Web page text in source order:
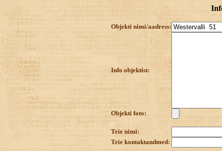
Objekti nimi/aadress:
Info objektist:
Objekti foto:
Teie nimi:
Teie kontaktandmed: